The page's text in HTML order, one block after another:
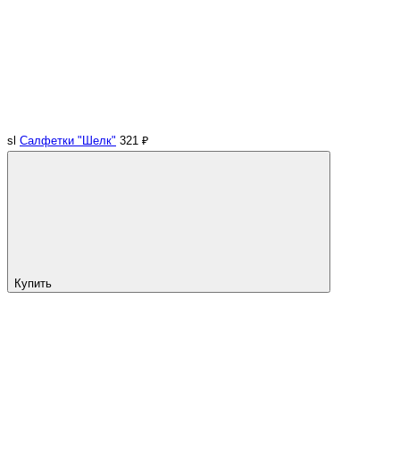
sl Салфетки "Шелк" 321 ₽
Купить